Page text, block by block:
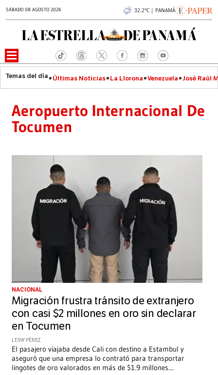
SÁBADO 08 AGOSTO 2026 32.2°C | PANAMÁ
Últimas Noticias La Llorona Venezuela José Raúl
Aeropuerto Internacional De
Tocumen
NACIONAL
Migración frustra tránsito de extranjero
con casi $2 millones en oro sin declarar
en Tocumen
LEINY PÉREZ
El pasajero viajaba desde Cali con destino a Estambul y
aseguró que una empresa lo contrató para transportar
lingotes de oro valorados en más de $1.9 millones....